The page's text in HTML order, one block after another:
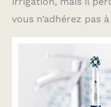
vous n’adhérez pas